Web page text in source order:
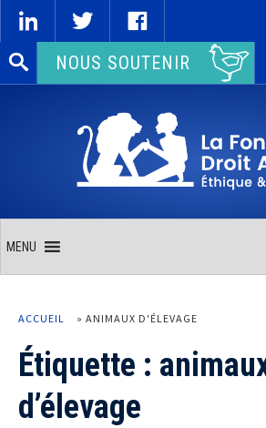
Rechercher :NOUS SOUTENIR
MENU
ACCUEIL » ANIMAUX D'ÉLEVAGE
Étiquette :
d’élevage